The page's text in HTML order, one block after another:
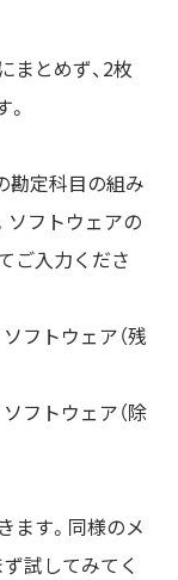
まとめず、2枚
勘定科目の組み
ソフトウェアの
ご入力くださ
フトウェア（残
フトウェア（除
ます。同様のメ
試してみてく